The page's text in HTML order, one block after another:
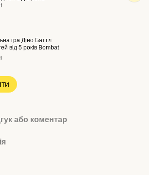
гра Діно Баттл
від 5 років Bombat
або коментар